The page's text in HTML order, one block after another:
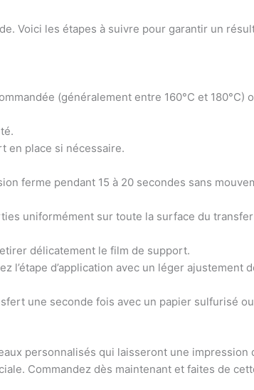
Voici les étapes à suivre pour garantir un
(généralement entre 160°C et 180°C)
en place si nécessaire.
ferme pendant 15 à 20 secondes sans
uniformément sur toute la surface du
délicatement le film de support.
l’étape d’application avec un léger ajustement
une seconde fois avec un papier sulfurisé
personnalisés qui laisseront une
Commandez dès maintenant et faites de